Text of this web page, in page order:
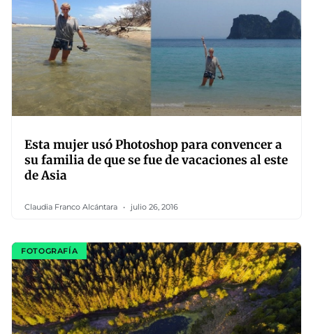
Esta mujer usó Photoshop para convencer a
su familia de que se fue de vacaciones al este
de Asia
Claudia Franco Alcántara julio 26, 2016
FOTOGRAFÍA